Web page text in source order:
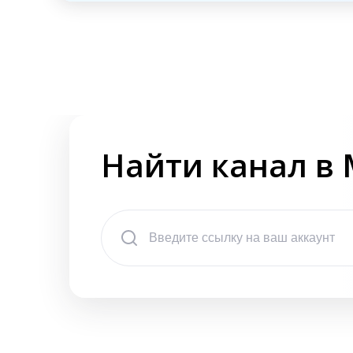
Найти канал в